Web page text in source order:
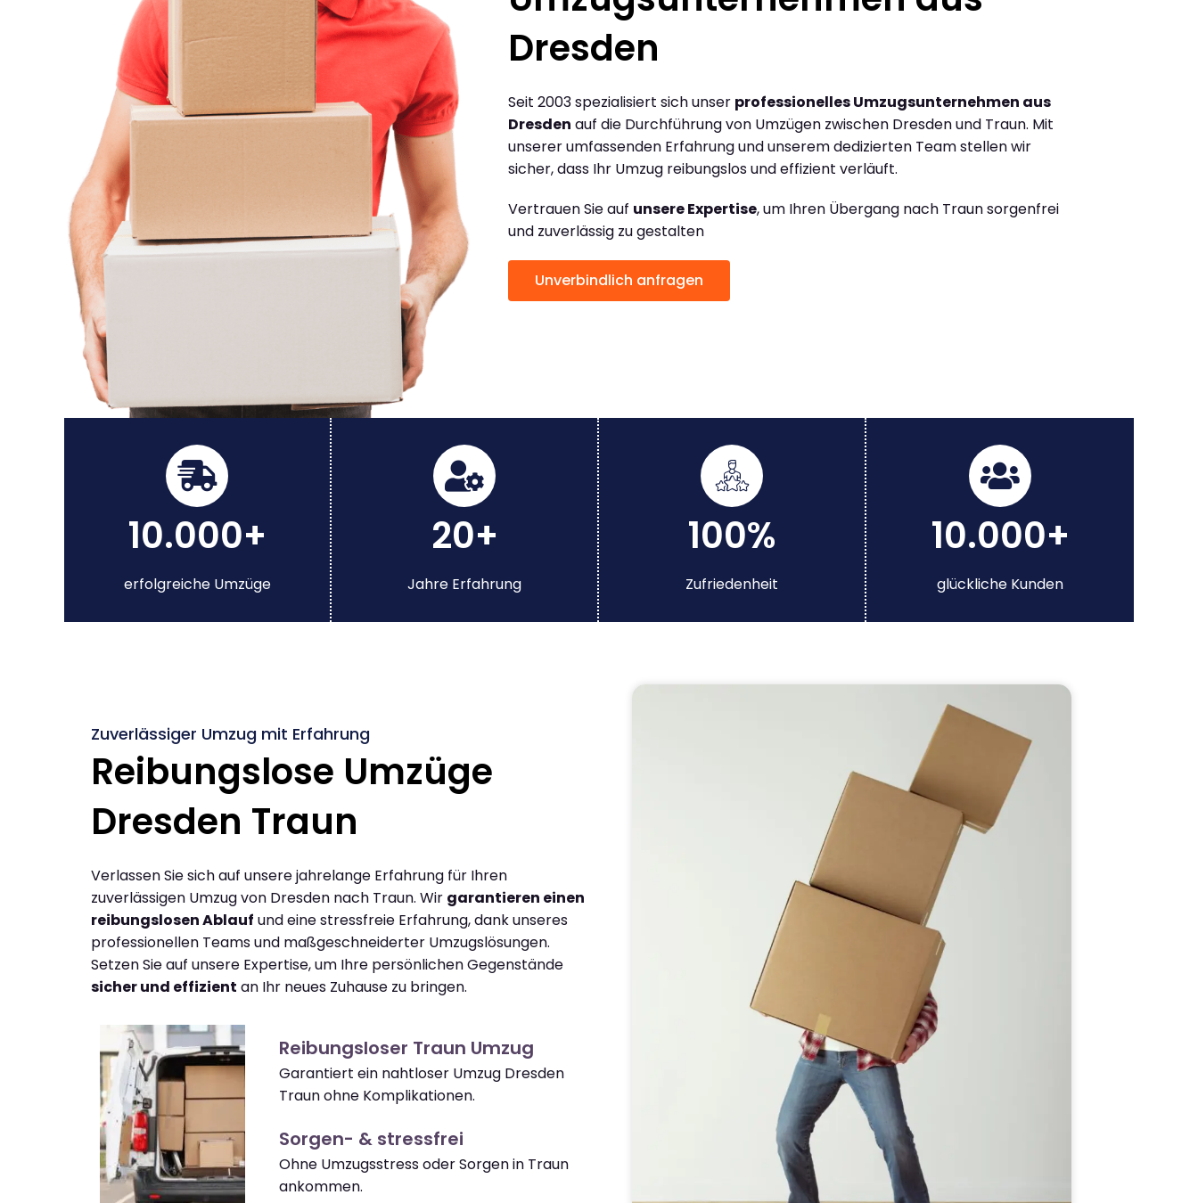
Dresden
Seit 2003 spezialisiert sich unser professionelles Umzugsunternehmen aus
Dresden auf die Durchführung von Umzügen zwischen Dresden und Traun. Mit
unserer umfassenden Erfahrung und unserem dedizierten Team stellen wir
sicher, dass Ihr Umzug reibungslos und effizient verläuft.
Vertrauen Sie auf unsere Expertise, um Ihren Übergang nach Traun sorgenfrei
und zuverlässig zu gestalten
Unverbindlich anfragen
10.000+
erfolgreiche Umzüge
20+
Jahre Erfahrung
100%
Zufriedenheit
10.000+
glückliche Kunden
Zuverlässiger Umzug mit Erfahrung
Reibungslose Umzüge
Dresden Traun
Verlassen Sie sich auf unsere jahrelange Erfahrung für Ihren
zuverlässigen Umzug von Dresden nach Traun. Wir garantieren einen
reibungslosen Ablauf und eine stressfreie Erfahrung, dank unseres
professionellen Teams und maßgeschneiderter Umzugslösungen.
Setzen Sie auf unsere Expertise, um Ihre persönlichen Gegenstände
sicher und effizient an Ihr neues Zuhause zu bringen.
Reibungsloser Traun Umzug
Garantiert ein nahtloser Umzug Dresden
Traun ohne Komplikationen.
Sorgen- & stressfrei
Ohne Umzugsstress oder Sorgen in Traun
ankommen.